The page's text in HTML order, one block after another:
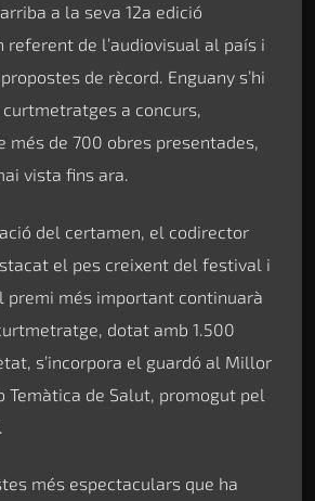
a la seva 12a edició
referent de l’audiovisual al país i
de rècord. Enguany s’hi
a concurs,
més de 700 obres presentades,
vista fins ara.
del certamen, el codirector
el pes creixent del festival i
premi més important continuarà
dotat amb 1.500
s’incorpora el guardó al Millor
Temàtica de Salut, promogut pel
més espectaculars que ha